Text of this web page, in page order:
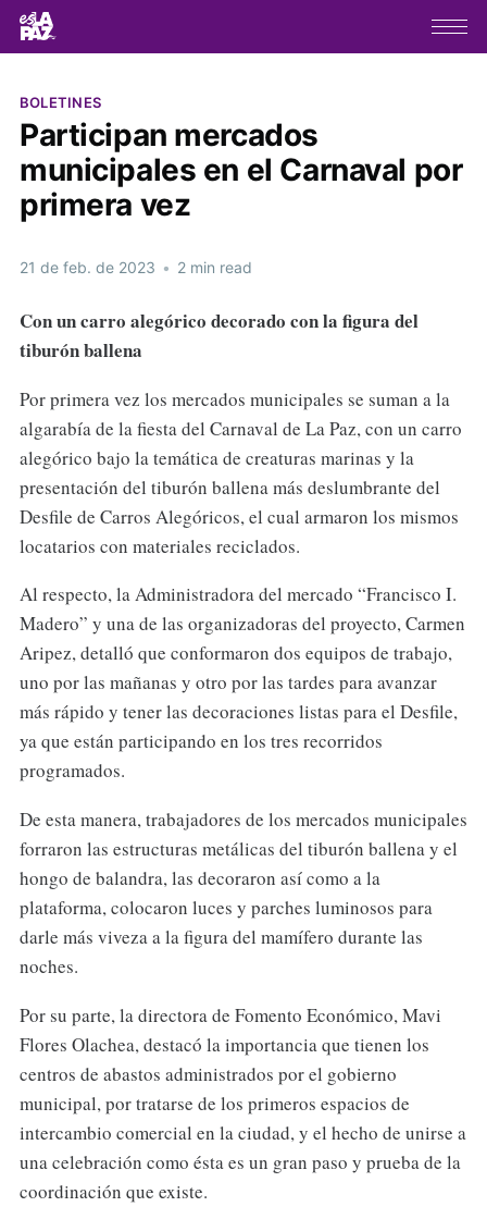
BOLETINES
Participan mercados
municipales en el Carnaval por
primera vez
21 de feb. de 2023 • 2 min read
Con un carro alegórico decorado con la figura del
tiburón ballena
Por primera vez los mercados municipales se suman a la
algarabía de la fiesta del Carnaval de La Paz, con un carro
alegórico bajo la temática de creaturas marinas y la
presentación del tiburón ballena más deslumbrante del
Desfile de Carros Alegóricos, el cual armaron los mismos
locatarios con materiales reciclados.
Al respecto, la Administradora del mercado “Francisco I.
Madero” y una de las organizadoras del proyecto, Carmen
Aripez, detalló que conformaron dos equipos de trabajo,
uno por las mañanas y otro por las tardes para avanzar
más rápido y tener las decoraciones listas para el Desfile,
ya que están participando en los tres recorridos
programados.
De esta manera, trabajadores de los mercados municipales
forraron las estructuras metálicas del tiburón ballena y el
hongo de balandra, las decoraron así como a la
plataforma, colocaron luces y parches luminosos para
darle más viveza a la figura del mamífero durante las
noches.
Por su parte, la directora de Fomento Económico, Mavi
Flores Olachea, destacó la importancia que tienen los
centros de abastos administrados por el gobierno
municipal, por tratarse de los primeros espacios de
intercambio comercial en la ciudad, y el hecho de unirse a
una celebración como ésta es un gran paso y prueba de la
coordinación que existe.